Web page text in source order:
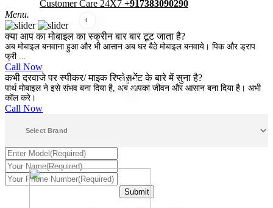
Customer Care 24X7 +917383090290
Menu.
क्या आप का मोबाइल का स्क्रीन बार बार टूट जाता है?
अब मोबाइल बनवाना हुआ और भी आसान अब घर बैठे मोबाइल बनवाये। पिक और ड्राप
फ्री ...
Call Now
कभी दरवाजे पर स्पीकर/ माइक रिप्लेसमेंट के बारे में सुना है?
पार्थ मोबाइल ने इसे संभव बना दिया है, अब आपका जीवन और आसान बना दिया है। अभी
कॉल करे।
Call Now
4
5